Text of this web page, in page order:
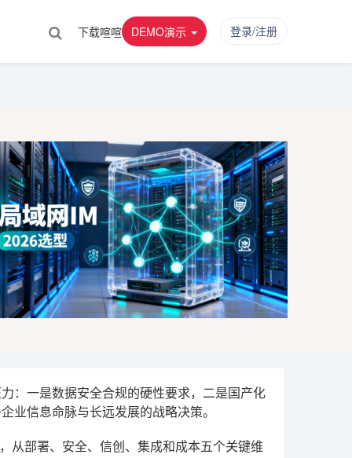
下载喧喧 DEMO演示 登录/注册
：一是数据安全合规的硬性要求，二是国产化
业信息命脉与长远发展的战略决策。
从部署、安全、信创、集成和成本五个关键维